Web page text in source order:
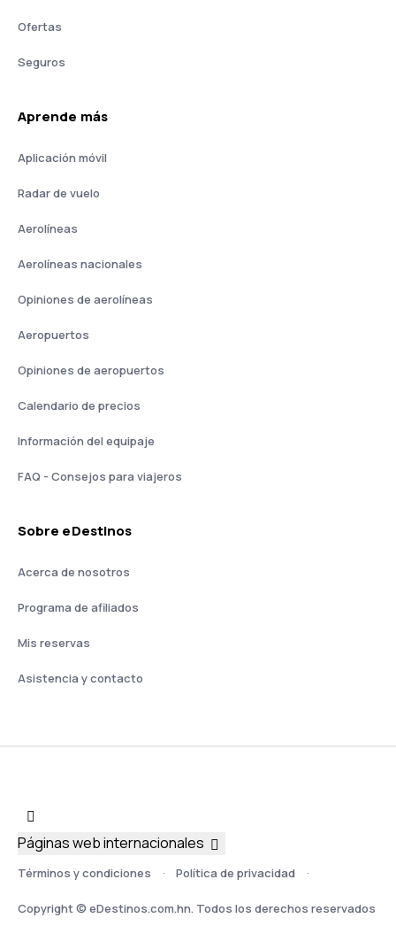
Ofertas
Seguros
Aprende más
Aplicación móvil
Radar de vuelo
Aerolíneas
Aerolíneas nacionales
Opiniones de aerolíneas
Aeropuertos
Opiniones de aeropuertos
Calendario de precios
Información del equipaje
FAQ - Consejos para viajeros
Sobre eDestinos
Acerca de nosotros
Programa de afiliados
Mis reservas
Asistencia y contacto
Términos y condiciones Política de privacidad
Copyright © eDestinos.com.hn. Todos los derechos reservados
Páginas web internacionales